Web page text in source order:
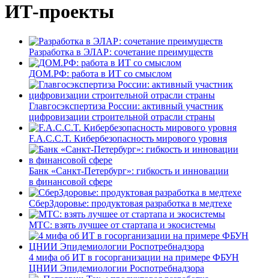
ИТ-проекты
Разработка в ЭЛАР: сочетание преимуществ
ДОМ.РФ: работа в ИТ со смыслом
Главгосэкспертиза России: активный участник
цифровизации строительной отрасли страны
F.A.C.C.T. Кибербезопасность мирового уровня
Банк «Санкт-Петербург»: гибкость и инновации
в финансовой сфере
СберЗдоровье: продуктовая разработка в медтехе
МТС: взять лучшее от стартапа и экосистемы
4 мифа об ИТ в госорганизации на примере ФБУН
ЦНИИ Эпидемиологии Роспотребнадзора